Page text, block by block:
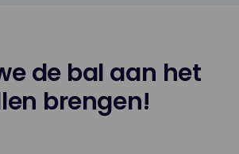
de bal aan het
brengen!